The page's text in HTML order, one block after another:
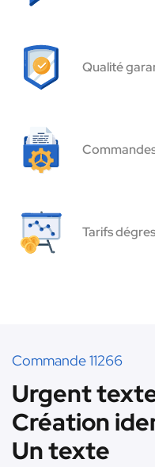
Qualité
Tarifs
Commande 11266
Urgent
Création
Un texte